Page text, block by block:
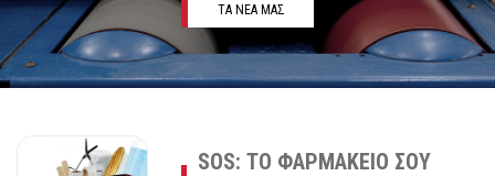
ΤΑ ΝΕΑ ΜΑΣ
SOS: ΤΟ ΦΑΡΜΑΚΕΙΟ ΣΟΥ